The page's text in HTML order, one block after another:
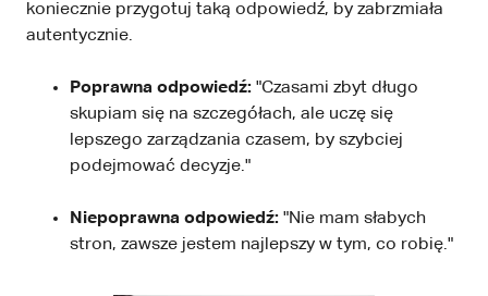
koniecznie przygotuj taką odpowiedź, by zabrzmiała
autentycznie.
Poprawna odpowiedź: "Czasami zbyt długo
skupiam się na szczegółach, ale uczę się
lepszego zarządzania czasem, by szybciej
podejmować decyzje."
Niepoprawna odpowiedź: "Nie mam słabych
stron, zawsze jestem najlepszy w tym, co robię."